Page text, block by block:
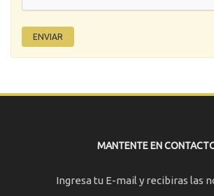
MANTENTE EN
Ingresa tu E-mail y recibiras las